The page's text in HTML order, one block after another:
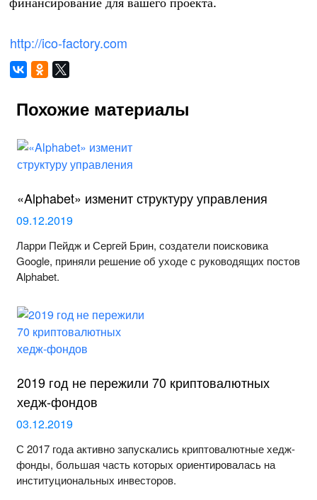
http://ico-factory.com
Похожие материалы
«Alphabet» изменит структуру управления
09.12.2019
Ларри Пейдж и Сергей Брин, создатели поисковика
Google, приняли решение об уходе с руководящих постов
Alphabet.
2019 год не пережили 70 криптовалютных
хедж-фондов
03.12.2019
С 2017 года активно запускались криптовалютные хедж-
фонды, большая часть которых ориентировалась на
институциональных инвесторов.